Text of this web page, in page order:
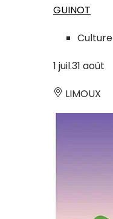
GUINOT
Culture
1 juil.31 août
LIMOUX